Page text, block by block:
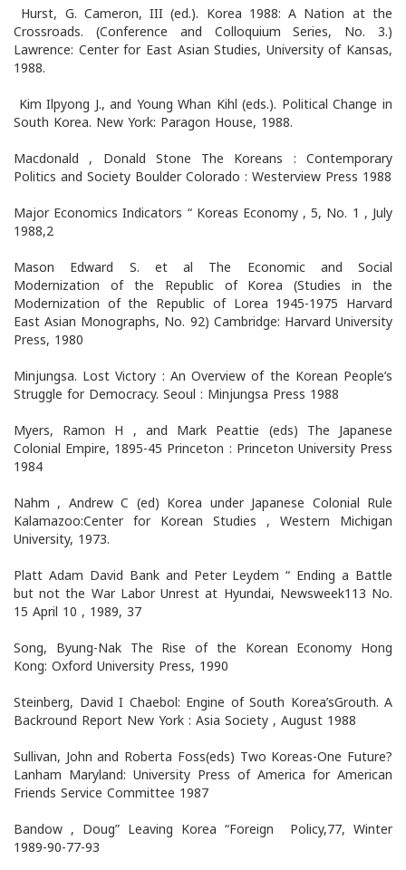
Hurst, G. Cameron, III (ed.). Korea 1988: A Nation at the
Crossroads. (Conference and Colloquium Series, No. 3.)
Lawrence: Center for East Asian Studies, University of Kansas,
1988.
Kim Ilpyong J., and Young Whan Kihl (eds.). Political Change in
South Korea. New York: Paragon House, 1988.
Macdonald , Donald Stone The Koreans : Contemporary
Politics and Society Boulder Colorado : Westerview Press 1988
Major Economics Indicators “ Koreas Economy , 5, No. 1 , July
1988,2
Mason Edward S. et al The Economic and Social
Modernization of the Republic of Korea (Studies in the
Modernization of the Republic of Lorea 1945-1975 Harvard
East Asian Monographs, No. 92) Cambridge: Harvard University
Press, 1980
Minjungsa. Lost Victory : An Overview of the Korean People’s
Struggle for Democracy. Seoul : Minjungsa Press 1988
Myers, Ramon H , and Mark Peattie (eds) The Japanese
Colonial Empire, 1895-45 Princeton : Princeton University Press
1984
Nahm , Andrew C (ed) Korea under Japanese Colonial Rule
Kalamazoo:Center for Korean Studies , Western Michigan
University, 1973.
Platt Adam David Bank and Peter Leydem “ Ending a Battle
but not the War Labor Unrest at Hyundai, Newsweek113 No.
15 April 10 , 1989, 37
Song, Byung-Nak The Rise of the Korean Economy Hong
Kong: Oxford University Press, 1990
Steinberg, David I Chaebol: Engine of South Korea’sGrouth. A
Backround Report New York : Asia Society , August 1988
Sullivan, John and Roberta Foss(eds) Two Koreas-One Future?
Lanham Maryland: University Press of America for American
Friends Service Committee 1987
Bandow , Doug” Leaving Korea “Foreign Policy,77, Winter
1989-90-77-93